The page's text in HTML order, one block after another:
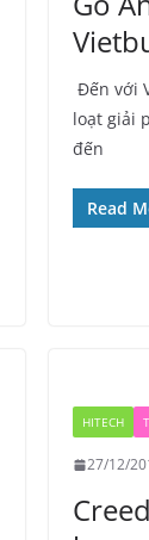
Đến với
loạt giải
đến
Read
HITECH
27/12/